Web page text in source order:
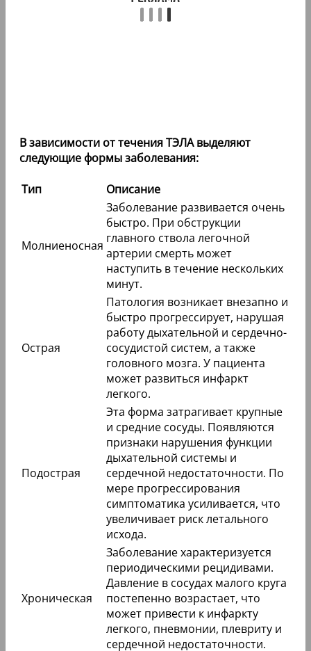
В зависимости от течения ТЭЛА выделяют
следующие формы заболевания:
Тип Описание
Молниеносная
Заболевание развивается очень
быстро. При обструкции
главного ствола легочной
артерии смерть может
наступить в течение нескольких
минут.
Острая
Патология возникает внезапно и
быстро прогрессирует, нарушая
работу дыхательной и сердечно-
сосудистой систем, а также
головного мозга. У пациента
может развиться инфаркт
легкого.
Подострая
Эта форма затрагивает крупные
и средние сосуды. Появляются
признаки нарушения функции
дыхательной системы и
сердечной недостаточности. По
мере прогрессирования
симптоматика усиливается, что
увеличивает риск летального
исхода.
Хроническая
Заболевание характеризуется
периодическими рецидивами.
Давление в сосудах малого круга
постепенно возрастает, что
может привести к инфаркту
легкого, пневмонии, плевриту и
сердечной недостаточности.